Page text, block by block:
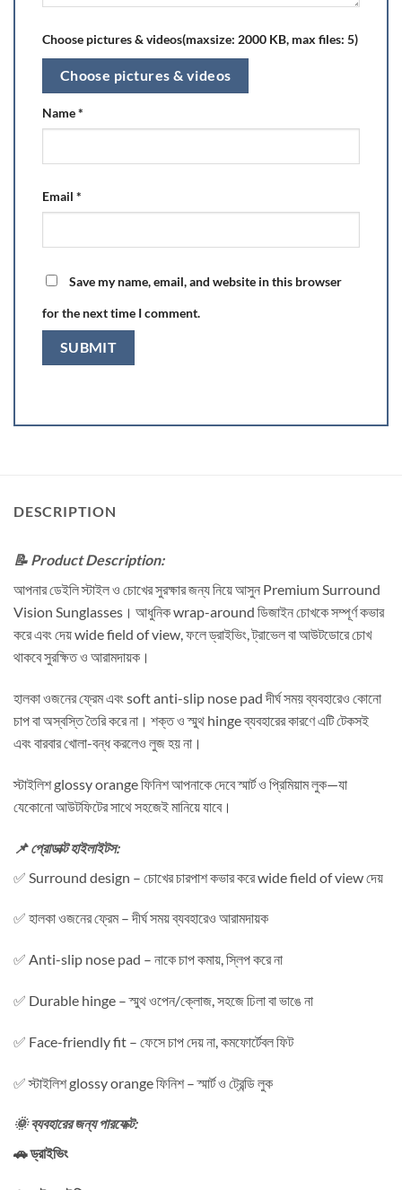
Choose pictures & videos(maxsize: 2000 KB, max files: 5)
Choose pictures & videos
Name*
Email *
Save my name, email, and website in this browser
for the next time I comment.
DESCRIPTION
📝 Product Description:
আপনার ডেইলি স্টাইল ও চোখের সুরক্ষার জন্য নিয়ে আসুন Premium Surround
Vision Sunglasses। আধুনিক wrap-around ডিজাইন চোখকে সম্পূর্ণ কভার
করে এবং দেয় wide field of view, ফলে ড্রাইভিং, ট্রাভেল বা আউটডোরে চোখ
থাকবে সুরক্ষিত ও আরামদায়ক।
হালকা ওজনের ফ্রেম এবং soft anti-slip nose pad দীর্ঘ সময় ব্যবহারেও কোনো
চাপ বা অস্বস্তি তৈরি করে না। শক্ত ও স্মুথ hinge ব্যবহারের কারণে এটি টেকসই
এবং বারবার খোলা-বন্ধ করলেও লুজ হয় না।
স্টাইলিশ glossy orange ফিনিশ আপনাকে দেবে স্মার্ট ও প্রিমিয়াম লুক—যা
যেকোনো আউটফিটের সাথে সহজেই মানিয়ে যাবে।
📌 প্রোডাক্ট হাইলাইটস:
✅ Surround design – চোখের চারপাশ কভার করে wide field of view দেয়
✅ হালকা ওজনের ফ্রেম – দীর্ঘ সময় ব্যবহারেও আরামদায়ক
✅ Anti-slip nose pad – নাকে চাপ কমায়, স্লিপ করে না
✅ Durable hinge – স্মুথ ওপেন/ক্লোজ, সহজে ঢিলা বা ভাঙে না
✅ Face-friendly fit – ফেসে চাপ দেয় না, কমফোর্টেবল ফিট
✅ স্টাইলিশ glossy orange ফিনিশ – স্মার্ট ও ট্রেন্ডি লুক
🌞 ব্যবহারের জন্য পারফেক্ট:
🚗 ড্রাইভিং